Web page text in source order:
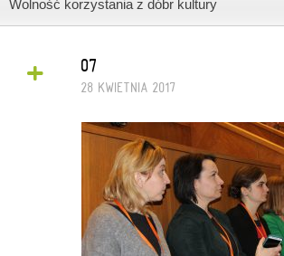
Wolność korzystania z dóbr kultury
+ 07
28 KWIETNIA 2017